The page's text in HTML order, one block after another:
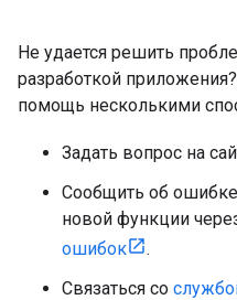
Не удается решить
разработкой
помощь несколькими
Задать вопрос на
Сообщить об
новой функции
ошибок
.
Связаться со